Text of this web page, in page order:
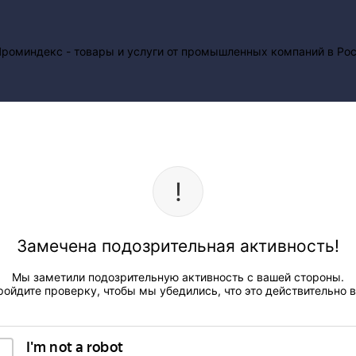
Замечена подозрительная активность!
Мы заметили подозрительную активность с вашей стороны.
проверку, чтобы мы убедились, что это действительно